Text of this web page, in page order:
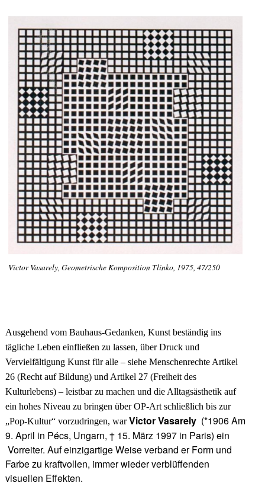
Victor Vasarely, Geometrische Komposition Tlinko, 1975, 47/250
Ausgehend vom Bauhaus-Gedanken, Kunst beständig ins
tägliche Leben einfließen zu lassen, über Druck und
Vervielfältigung Kunst für alle – siehe Menschenrechte Artikel
26 (Recht auf Bildung) und Artikel 27 (Freiheit des
Kulturlebens) – leistbar zu machen und die Alltagsästhetik auf
ein hohes Niveau zu bringen über OP-Art schließlich bis zur
„Pop-Kultur“ vorzudringen, warVictor Vasarely (*1906 Am
9. April in Pécs, Ungarn, † 15. März 1997 in Paris) ein
Vorreiter. Auf einzigartige Weiseverband er Form und
Farbe zu kraftvollen, immer wieder verblüffenden
visuellen Effekten.